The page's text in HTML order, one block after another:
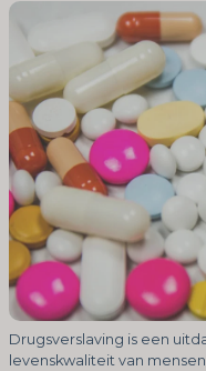
Drugsverslaving is een
levenskwaliteit van